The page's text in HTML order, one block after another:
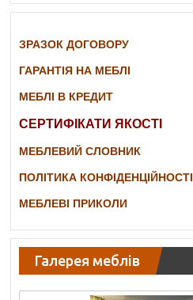
ЗРАЗОК ДОГОВОРУ
ГАРАНТІЯ НА МЕБЛІ
МЕБЛІ В КРЕДИТ
СЕРТИФІКАТИ ЯКОСТІ
МЕБЛЕВИЙ СЛОВНИК
ПОЛІТИКА КОНФІДЕНЦІЙНОСТІ
МЕБЛЕВІ ПРИКОЛИ
Галерея меблів